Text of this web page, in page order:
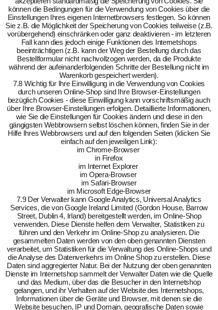
können die Bedingungen für die Verwendung von Cookies über die
Einstellungen Ihres eigenen Internetbrowsers festlegen. So können
Sie z.B. die Möglichkeit der Speicherung von Cookies teilweise (z.B.
vorübergehend) einschränken oder ganz deaktivieren - im letzteren
Fall kann dies jedoch einige Funktionen des Internetshops
beeinträchtigen (z.B. kann der Weg der Bestellung durch das
Bestellformular nicht nachvollzogen werden, da die Produkte
während der aufeinanderfolgenden Schritte der Bestellung nicht im
Warenkorb gespeichert werden).
7.8 Wichtig für Ihre Einwilligung in die Verwendung von Cookies
durch unseren Online-Shop sind Ihre Browser-Einstellungen
bezüglich Cookies - diese Einwilligung kann vorschriftsmäßig auch
über Ihre Browser-Einstellungen erfolgen. Detaillierte Informationen,
wie Sie die Einstellungen für Cookies ändern und diese in den
gängigsten Webbrowsern selbst löschen können, finden Sie in der
Hilfe Ihres Webbrowsers und auf den folgenden Seiten (klicken Sie
einfach auf den jeweiligen Link):
im Chrome-Browser
in Firefox
im Internet Explorer
im Opera-Browser
im Safari-Browser
im Microsoft Edge-Browser
7.9 Der Verwalter kann Google Analytics, Universal Analytics
Services, die von Google Ireland Limited (Gordon House, Barrow
Street, Dublin 4, Irland) bereitgestellt werden, im Online-Shop
verwenden. Diese Dienste helfen dem Verwalter, Statistiken zu
führen und den Verkehr im Online-Shop zu analysieren. Die
gesammelten Daten werden von den oben genannten Diensten
verarbeitet, um Statistiken für die Verwaltung des Online-Shops und
die Analyse des Datenverkehrs im Online Shop zu erstellen. Diese
Daten sind aggregierter Natur. Bei der Nutzung der oben genannten
Dienste im Internetshop sammelt der Verwalter Daten wie die Quelle
und das Medium, über das die Besucher in den Internetshop
gelangen, und ihr Verhalten auf der Website des Internetshops,
Informationen über die Geräte und Browser, mit denen sie die
Website besuchen, IP und Domain, geografische Daten sowie